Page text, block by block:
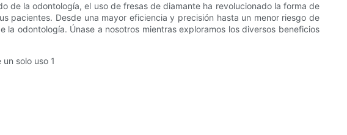
de la odontología, el uso de fresas de diamante ha revolucionado la forma de
pacientes. Desde una mayor eficiencia y precisión hasta un menor riesgo de
odontología. Únase a nosotros mientras exploramos los diversos beneficios